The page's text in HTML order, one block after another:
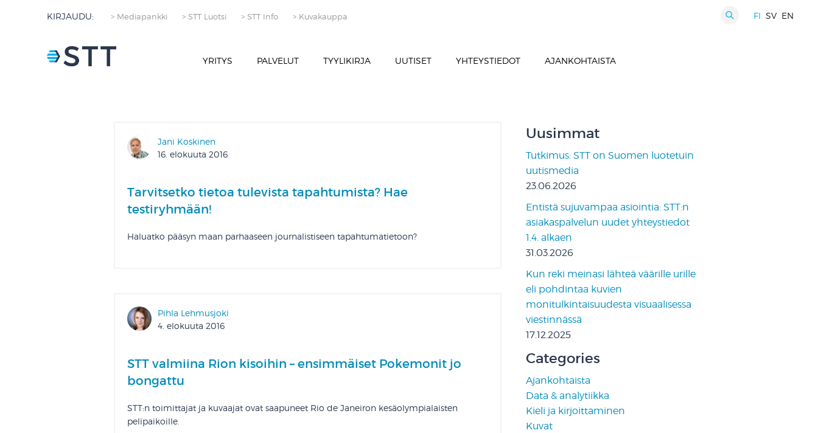
FI SV EN
KIRJAUDU: > Mediapankki > STT Luotsi > STT Info > Kuvakauppa
YRITYS PALVELUT TYYLIKIRJA UUTISET YHTEYSTIEDOT AJANKOHTAISTA
Jani Koskinen
16. elokuuta 2016
Tarvitsetko tietoa tulevista tapahtumista? Hae
testiryhmään!
Haluatko pääsyn maan parhaaseen journalistiseen tapahtumatietoon?
Pihla Lehmusjoki
4. elokuuta 2016
STT valmiina Rion kisoihin – ensimmäiset Pokemonit jo
bongattu
STT:n toimittajat ja kuvaajat ovat saapuneet Rio de Janeiron kesäolympialaisten
pelipaikoille.
Uusimmat
Tutkimus: STT on Suomen luotetuin
uutismedia
23.06.2026
Entistä sujuvampaa asiointia: STT:n
asiakaspalvelun uudet yhteystiedot
1.4. alkaen
31.03.2026
Kun reki meinasi lähteä väärille urille
eli pohdintaa kuvien
monitulkintaisuudesta visuaalisessa
viestinnässä
17.12.2025
Categories
Ajankohtaista
Data & analytiikka
Kieli ja kirjoittaminen
Kuvat